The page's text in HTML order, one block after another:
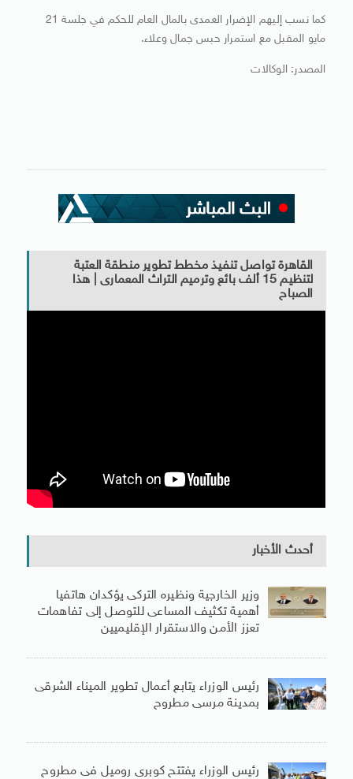
كما نسب إليهم الإضرار العمدى بالمال العام للحكم في جلسة 21
مايو المقبل مع استمرار حبس جمال وعلاء.
المصدر: الوكالات
القاهرة تواصل تنفيذ مخطط تطوير منطقة العتبة
لتنظيم 15 ألف بائع وترميم التراث المعمارى | هذا
الصباح
أحدث الأخبار
وزير الخارجية ونظيره التركى يؤكدان هاتفيا
أهمية تكثيف المساعى للتوصل إلى تفاهمات
تعزز الأمن والاستقرار الإقليميين
رئيس الوزراء يتابع أعمال تطوير الميناء الشرقى
بمدينة مرسى مطروح
رئيس الوزراء يفتتح كوبرى روميل فى مطروح